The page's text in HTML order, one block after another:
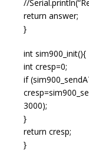
//
return answer;
}
int sim900_init(){
int cresp=0;
if
3000);
}
return cresp;
}